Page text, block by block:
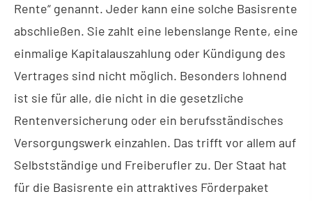
Rente“ genannt. Jeder kann eine solche Basisrente
abschließen. Sie zahlt eine lebenslange Rente, eine
einmalige Kapitalauszahlung oder Kündigung des
Vertrages sind nicht möglich. Besonders lohnend
ist sie für alle, die nicht in die gesetzliche
Rentenversicherung oder ein berufsständisches
Versorgungswerk einzahlen. Das trifft vor allem auf
Selbstständige und Freiberufler zu. Der Staat hat
für die Basisrente ein attraktives Förderpaket